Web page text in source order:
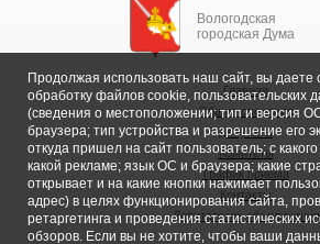
Вологодская
городская Дума
Главная
Общие сведения
Депутаты
Комитеты
График приема
Контакты
Депутатские объединения
Продолжая использовать наш сайт, вы даете
обработку файлов cookie, пользовательских
(сведения о местоположении; тип и версия
браузера; тип устройства и разрешение его
откуда пришел на сайт пользователь; с
какой рекламе; язык ОС и браузера; какие
открывает и на какие кнопки нажимает
адрес) в целях функционирования сайта,
ретаргетинга и проведения статистических
обзоров. Если вы не хотите, чтобы ваши